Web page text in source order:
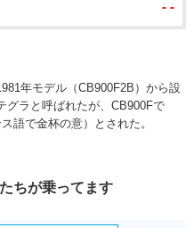
- -
年モデル（CB900F2B）から設
グラと呼ばれたが、CB900Fで
語で金杯の意）とされた。
ちが乗ってます